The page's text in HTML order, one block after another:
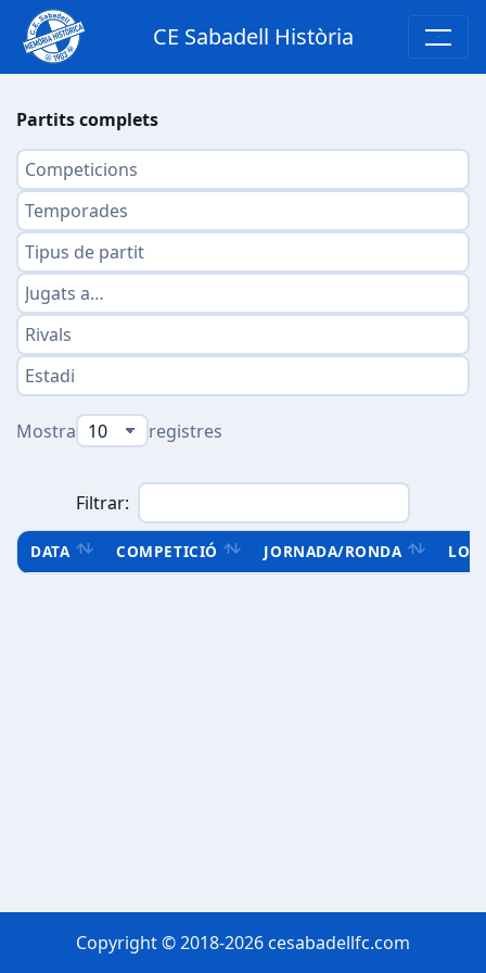
CE Sabadell Història
Partits complets
Mostra registres
Filtrar:
DATA COMPETICIÓ JORNADA/RONDA
Copyright © 2018-2026 cesabadellfc.com